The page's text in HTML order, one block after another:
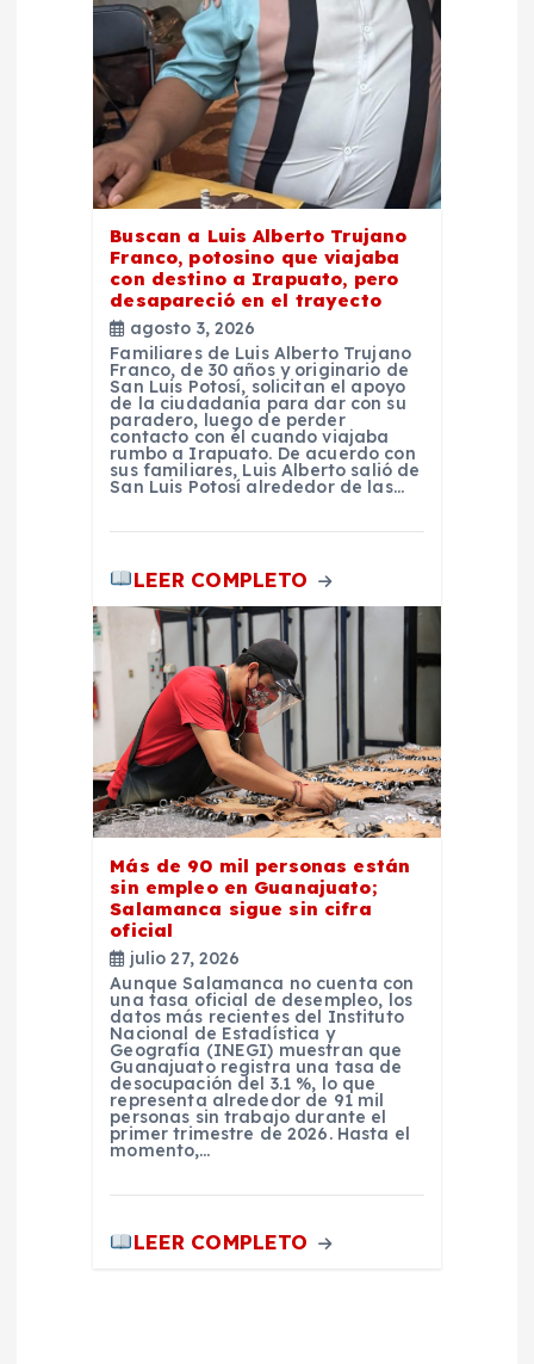
Buscan a Luis Alberto Trujano
Franco, potosino que viajaba
con destino a Irapuato, pero
desapareció en el trayecto
agosto 3, 2026
Familiares de Luis Alberto Trujano
Franco, de 30 años y originario de
San Luis Potosí, solicitan el apoyo
de la ciudadanía para dar con su
paradero, luego de perder
contacto con él cuando viajaba
rumbo a Irapuato. De acuerdo con
sus familiares, Luis Alberto salió de
San Luis Potosí alrededor de las…
LEER COMPLETO
Más de 90 mil personas están
sin empleo en Guanajuato;
Salamanca sigue sin cifra
oficial
julio 27, 2026
Aunque Salamanca no cuenta con
una tasa oficial de desempleo, los
datos más recientes del Instituto
Nacional de Estadística y
Geografía (INEGI) muestran que
Guanajuato registra una tasa de
desocupación del 3.1 %, lo que
representa alrededor de 91 mil
personas sin trabajo durante el
primer trimestre de 2026. Hasta el
momento,…
LEER COMPLETO